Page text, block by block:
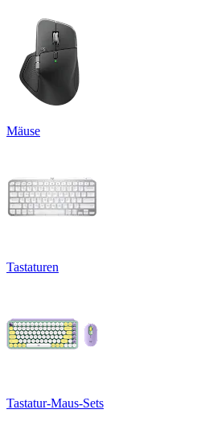
Mäuse
Tastaturen
Tastatur-Maus-Sets